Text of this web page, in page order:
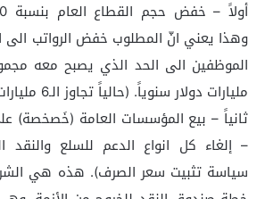
وهذا يعني انّ المطلوب خفض الرواتب
مليارات دولار سنوياً. (حالياً تجاوز الـ6 مليارات دولار).
ثانياً – بيع المؤسسات العامة (خَصخصة)
– إلغاء كل انواع الدعم للسلع والنقد
سياسة تثبيت سعر الصرف). هذه هي